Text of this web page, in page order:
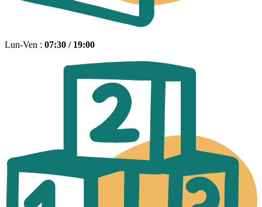
Lun-Ven : 07:30 / 19:00